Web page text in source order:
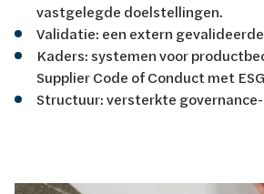
vastgelegde doelstellingen.
Validatie: een extern
Kaders: systemen voor
Supplier Code of Conduct met
Structuur: versterkte